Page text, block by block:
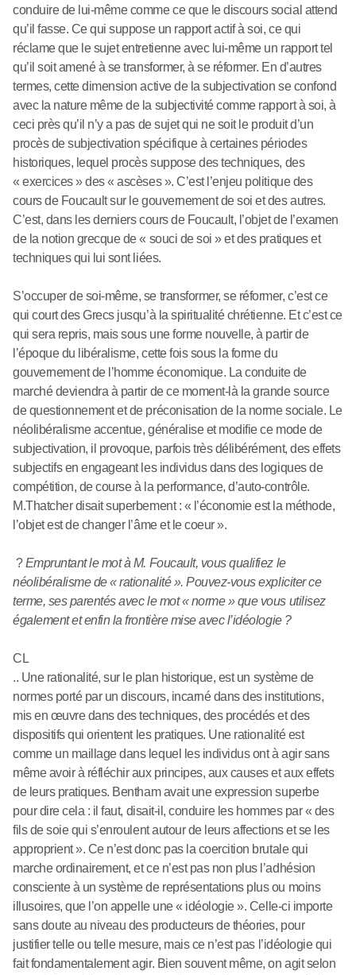
conduire de lui-même comme ce que le discours social attend
qu’il fasse. Ce qui suppose un rapport actif à soi, ce qui
réclame que le sujet entretienne avec lui-même un rapport tel
qu’il soit amené à se transformer, à se réformer. En d’autres
termes, cette dimension active de la subjectivation se confond
avec la nature même de la subjectivité comme rapport à soi, à
ceci près qu’il n’y a pas de sujet qui ne soit le produit d’un
procès de subjectivation spécifique à certaines périodes
historiques, lequel procès suppose des techniques, des
« exercices » des « ascèses ». C’est l’enjeu politique des
cours de Foucault sur le gouvernement de soi et des autres.
C’est, dans les derniers cours de Foucault, l’objet de l’examen
de la notion grecque de « souci de soi » et des pratiques et
techniques qui lui sont liées.
S’occuper de soi-même, se transformer, se réformer, c’est ce
qui court des Grecs jusqu’à la spiritualité chrétienne. Et c’est ce
qui sera repris, mais sous une forme nouvelle, à partir de
l’époque du libéralisme, cette fois sous la forme du
gouvernement de l’homme économique. La conduite de
marché deviendra à partir de ce moment-là la grande source
de questionnement et de préconisation de la norme sociale. Le
néolibéralisme accentue, généralise et modifie ce mode de
subjectivation, il provoque, parfois très délibérément, des effets
subjectifs en engageant les individus dans des logiques de
compétition, de course à la performance, d’auto-contrôle.
M.Thatcher disait superbement : « l’économie est la méthode,
l’objet est de changer l’âme et le coeur ».
?Empruntant le mot à M. Foucault, vous qualifiez le
néolibéralisme de « rationalité ». Pouvez-vous expliciter ce
terme, ses parentés avec le mot « norme » que vous utilisez
également et enfin la frontière mise avec l’idéologie ?
CL
.. Une rationalité, sur le plan historique, est un système de
normes porté par un discours, incarné dans des institutions,
mis en œuvre dans des techniques, des procédés et des
dispositifs qui orientent les pratiques. Une rationalité est
comme un maillage dans lequel les individus ont à agir sans
même avoir à réfléchir aux principes, aux causes et aux effets
de leurs pratiques. Bentham avait une expression superbe
pour dire cela : il faut, disait-il, conduire les hommes par « des
fils de soie qui s’enroulent autour de leurs affections et se les
approprient ». Ce n’est donc pas la coercition brutale qui
marche ordinairement, et ce n’est pas non plus l’adhésion
consciente à un système de représentations plus ou moins
illusoires, que l’on appelle une « idéologie ». Celle-ci importe
sans doute au niveau des producteurs de théories, pour
justifier telle ou telle mesure, mais ce n’est pas l’idéologie qui
fait fondamentalement agir. Bien souvent même, on agit selon